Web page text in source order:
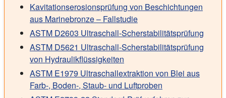
Kavitationserosionsprüfung von Beschichtungen
aus Marinebronze – Fallstudie
ASTM D2603 Ultraschall-Scherstabilitätsprüfung
ASTM D5621 Ultraschall-Scherstabilitätsprüfung
von Hydraulikflüssigkeiten
ASTM E1979 Ultraschallextraktion von Blei aus
Farb-, Boden-, Staub- und Luftproben